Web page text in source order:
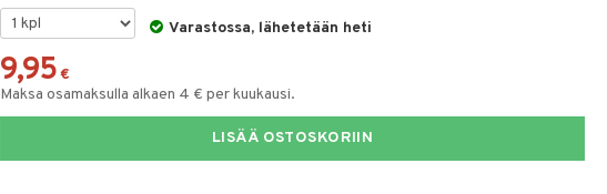
Varastossa, lähetetään heti
9,95 €
Maksa osamaksulla alkaen 4 € per kuukausi.
LISÄÄ OSTOSKORIIN